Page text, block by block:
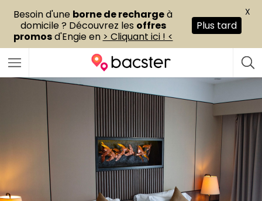
Besoin d'une borne de rechargeà
domicile ? Découvrez les offres
promosd'Engie en > Cliquant ici ! <
Plus tard
X